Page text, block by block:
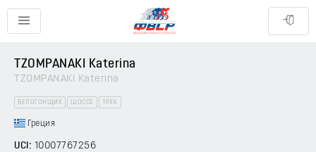
TZOMPANAKI Katerina
TZOMPANAKI Katerina
ВЕЛОГОНЩИК ШОССЕ ТРЕК
Греция
UCI: 10007767256